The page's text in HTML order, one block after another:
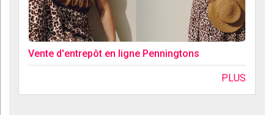
Vente d'entrepôt en ligne Penningtons
PLUS